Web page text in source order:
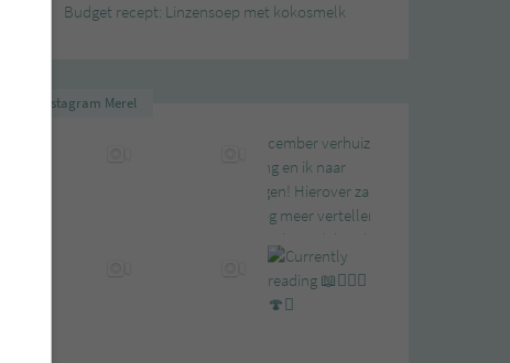
Budget recept: Linzensoep met kokosmelk
Instagram Merel